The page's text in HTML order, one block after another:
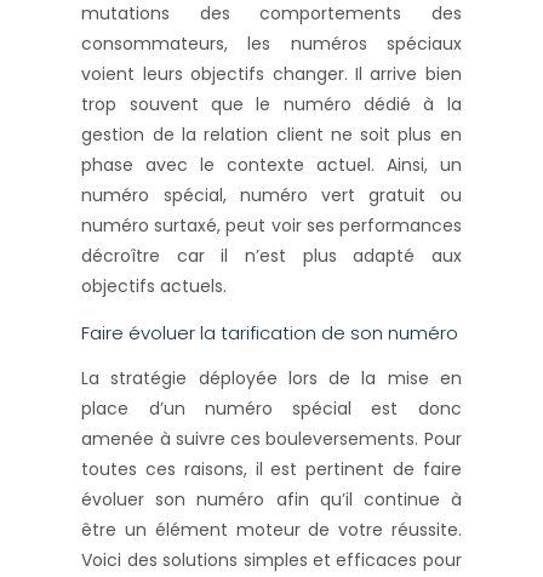
mutations des comportements des
consommateurs, les numéros spéciaux
voient leurs objectifs changer. Il arrive bien
trop souvent que le numéro dédié à la
gestion de la relation client ne soit plus en
phase avec le contexte actuel. Ainsi, un
numéro spécial, numéro vert gratuit ou
numéro surtaxé, peut voir ses performances
décroître car il n’est plus adapté aux
objectifs actuels.
Faire évoluer la tarification de son numéro
La stratégie déployée lors de la mise en
place d’un numéro spécial est donc
amenée à suivre ces bouleversements. Pour
toutes ces raisons, il est pertinent de faire
évoluer son numéro afin qu’il continue à
être un élément moteur de votre réussite.
Voici des solutions simples et efficaces pour